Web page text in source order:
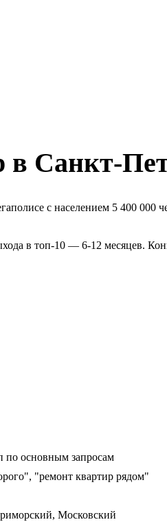
Санкт-
с населением 5 400 000
в топ-10 — 6-12 месяцев.
по основным запросам
"ремонт квартир рядом"
Московский